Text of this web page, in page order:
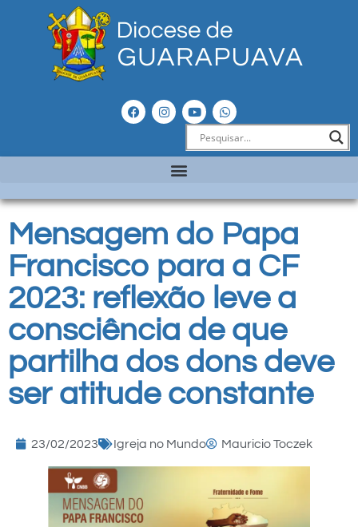
Mensagem do Papa
Francisco para a CF
2023: reflexão leve a
consciência de que
partilha dos dons deve
ser atitude constante
23/02/2023 Igreja no Mundo Mauricio Toczek